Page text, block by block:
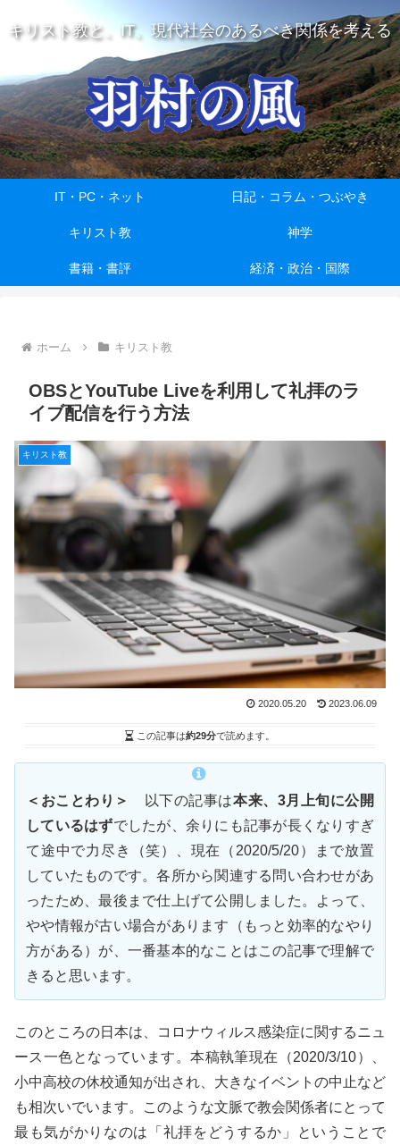
キリスト教と、IT、現代社会のあるべき関係を考える
IT・PC・ネット 日記・コラム・つぶやき
キリスト教 神学
書籍・書評 経済・政治・国際
ホーム キリスト教
OBSとYouTube Liveを利用して礼拝のラ
イブ配信を行う方法
キリスト教
2020.05.20 2023.06.09
この記事は約29分で読めます。
＜おことわり＞ 以下の記事は本来、3月上旬に公開
しているはずでしたが、余りにも記事が長くなりすぎ
て途中で力尽き（笑）、現在（2020/5/20）まで放置
していたものです。各所から関連する問い合わせがあ
ったため、最後まで仕上げて公開しました。よって、
やや情報が古い場合があります（もっと効率的なやり
方がある）が、一番基本的なことはこの記事で理解で
きると思います。
このところの日本は、コロナウィルス感染症に関するニュ
ース一色となっています。本稿執筆現在（2020/3/10）、
小中高校の休校通知が出され、大きなイベントの中止など
も相次いでいます。このような文脈で教会関係者にとって
最も気がかりなのは「礼拝をどうするか」ということで